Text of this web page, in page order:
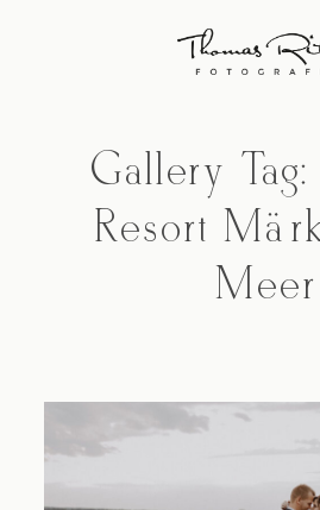
Jana &
Gallery
Resort
Meer